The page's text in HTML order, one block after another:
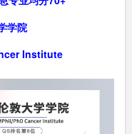
学院
Institute